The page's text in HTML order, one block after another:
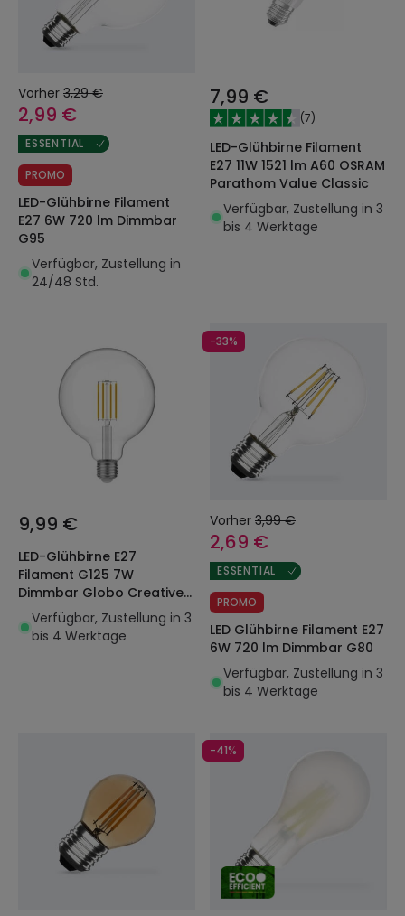
Vorher 3,29 €
2,99 €
ESSENTIAL
PROMO
LED-Glühbirne Filament
E27 6W 720 lm Dimmbar
G95
Verfügbar, Zustellung in
24/48 Std.
7,99 €
(7)
LED-Glühbirne Filament
E27 11W 1521 lm A60 OSRAM
Parathom Value Classic
Verfügbar, Zustellung in 3
bis 4 Werktage
9,99 €
LED-Glühbirne E27
Filament G125 7W
Dimmbar Globo Creative-
Cables BB-T04
Verfügbar, Zustellung in 3
bis 4 Werktage
-33%
Vorher 3,99 €
2,69 €
ESSENTIAL
PROMO
LED Glühbirne Filament E27
6W 720 lm Dimmbar G80
Verfügbar, Zustellung in 3
bis 4 Werktage
-41%